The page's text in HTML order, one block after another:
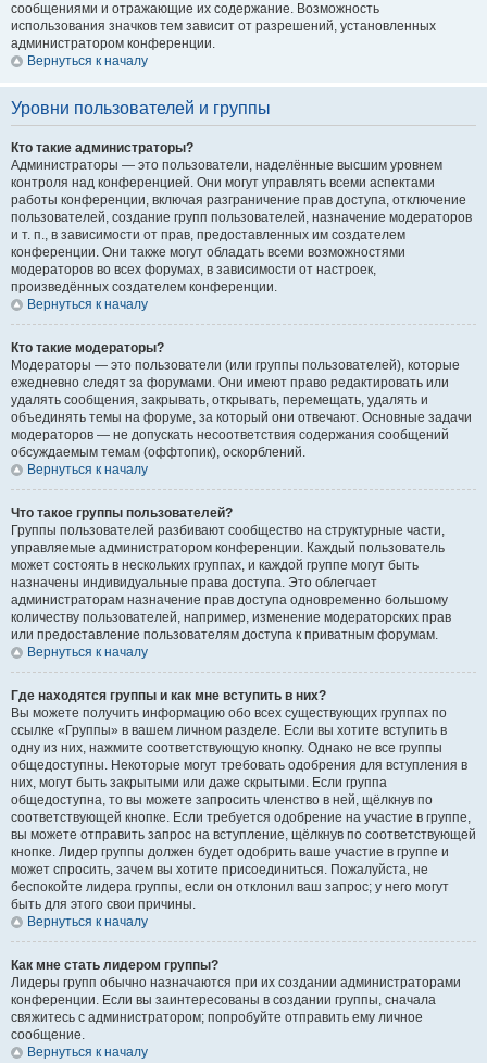
сообщениями и отражающие их содержание. Возможность
использования значков тем зависит от разрешений, установленных
администратором конференции.
Вернуться к началу
Уровни пользователей и группы
Кто такие администраторы?
Администраторы — это пользователи, наделённые высшим уровнем
контроля над конференцией. Они могут управлять всеми аспектами
работы конференции, включая разграничение прав доступа, отключение
пользователей, создание групп пользователей, назначение модераторов
и т. п., в зависимости от прав, предоставленных им создателем
конференции. Они также могут обладать всеми возможностями
модераторов во всех форумах, в зависимости от настроек,
произведённых создателем конференции.
Вернуться к началу
Кто такие модераторы?
Модераторы — это пользователи (или группы пользователей), которые
ежедневно следят за форумами. Они имеют право редактировать или
удалять сообщения, закрывать, открывать, перемещать, удалять и
объединять темы на форуме, за который они отвечают. Основные задачи
модераторов — не допускать несоответствия содержания сообщений
обсуждаемым темам (оффтопик), оскорблений.
Вернуться к началу
Что такое группы пользователей?
Группы пользователей разбивают сообщество на структурные части,
управляемые администратором конференции. Каждый пользователь
может состоять в нескольких группах, и каждой группе могут быть
назначены индивидуальные права доступа. Это облегчает
администраторам назначение прав доступа одновременно большому
количеству пользователей, например, изменение модераторских прав
или предоставление пользователям доступа к приватным форумам.
Вернуться к началу
Где находятся группы и как мне вступить в них?
Вы можете получить информацию обо всех существующих группах по
ссылке «Группы» в вашем личном разделе. Если вы хотите вступить в
одну из них, нажмите соответствующую кнопку. Однако не все группы
общедоступны. Некоторые могут требовать одобрения для вступления в
них, могут быть закрытыми или даже скрытыми. Если группа
общедоступна, то вы можете запросить членство в ней, щёлкнув по
соответствующей кнопке. Если требуется одобрение на участие в группе,
вы можете отправить запрос на вступление, щёлкнув по соответствующей
кнопке. Лидер группы должен будет одобрить ваше участие в группе и
может спросить, зачем вы хотите присоединиться. Пожалуйста, не
беспокойте лидера группы, если он отклонил ваш запрос; у него могут
быть для этого свои причины.
Вернуться к началу
Как мне стать лидером группы?
Лидеры групп обычно назначаются при их создании администраторами
конференции. Если вы заинтересованы в создании группы, сначала
свяжитесь с администратором; попробуйте отправить ему личное
сообщение.
Вернуться к началу